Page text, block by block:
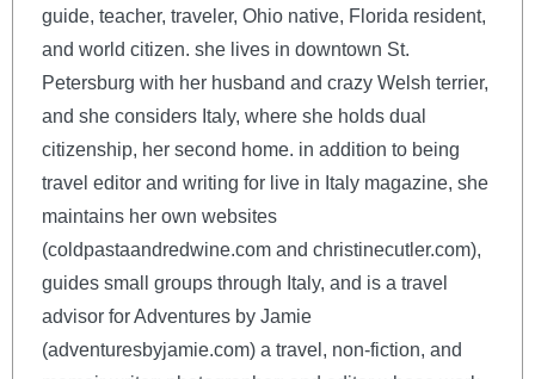
guide, teacher, traveler, Ohio native, Florida resident,
and world citizen. she lives in downtown St.
Petersburg with her husband and crazy Welsh terrier,
and she considers Italy, where she holds dual
citizenship, her second home. in addition to being
travel editor and writing for live in Italy magazine, she
maintains her own websites
(coldpastaandredwine.com and christinecutler.com),
guides small groups through Italy, and is a travel
advisor for Adventures by Jamie
(adventuresbyjamie.com) a travel, non-fiction, and